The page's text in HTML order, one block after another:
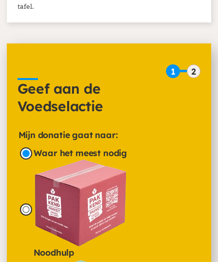
tafel.
Geef aan de
Voedselactie
1 2
Mijn donatie gaat naar:
Waar het meest nodig
Noodhulp